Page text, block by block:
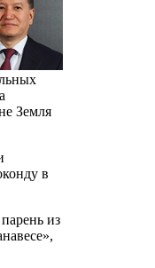
Земля
в
из